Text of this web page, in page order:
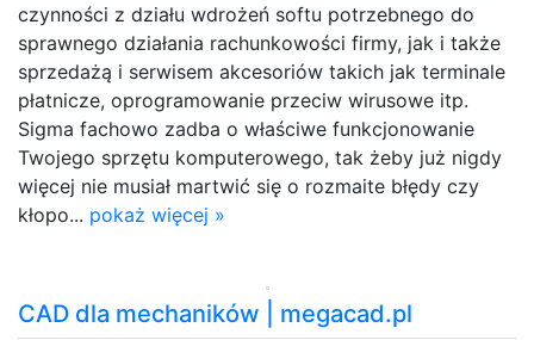
czynności z działu wdrożeń softu potrzebnego do
sprawnego działania rachunkowości firmy, jak i także
sprzedażą i serwisem akcesoriów takich jak terminale
płatnicze, oprogramowanie przeciw wirusowe itp.
Sigma fachowo zadba o właściwe funkcjonowanie
Twojego sprzętu komputerowego, tak żeby już nigdy
więcej nie musiał martwić się o rozmaite błędy czy
kłopo... pokaż więcej »
CAD dla mechaników | megacad.pl